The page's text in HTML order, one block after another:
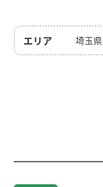
エリア 埼玉県